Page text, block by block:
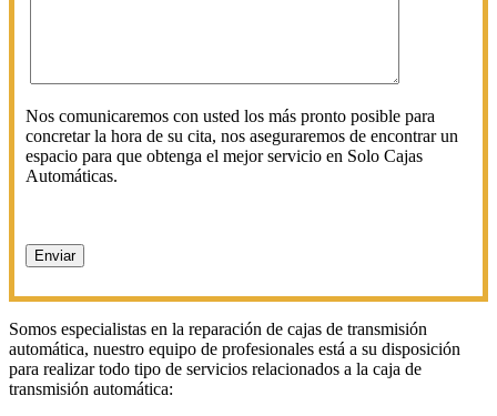
Nos comunicaremos con usted los más pronto posible para
concretar la hora de su cita, nos aseguraremos de encontrar un
espacio para que obtenga el mejor servicio en Solo Cajas
Automáticas.
Somos especialistas en la reparación de cajas de transmisión
automática, nuestro equipo de profesionales está a su disposición
para realizar todo tipo de servicios relacionados a la caja de
transmisión automática: